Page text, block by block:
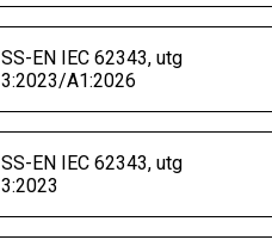
SS-EN IEC 62343, utg
3:2023/A1:2026
SS-EN IEC 62343, utg
3:2023